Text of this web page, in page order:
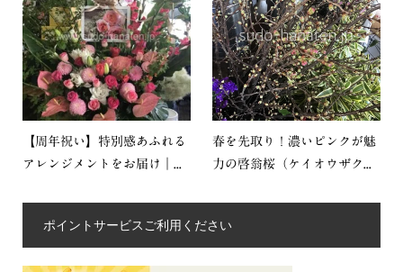
【周年祝い】特別感あふれる
アレンジメントをお届け｜...
春を先取り！濃いピンクが魅
力の啓翁桜（ケイオウザク...
ポイントサービスご利用ください